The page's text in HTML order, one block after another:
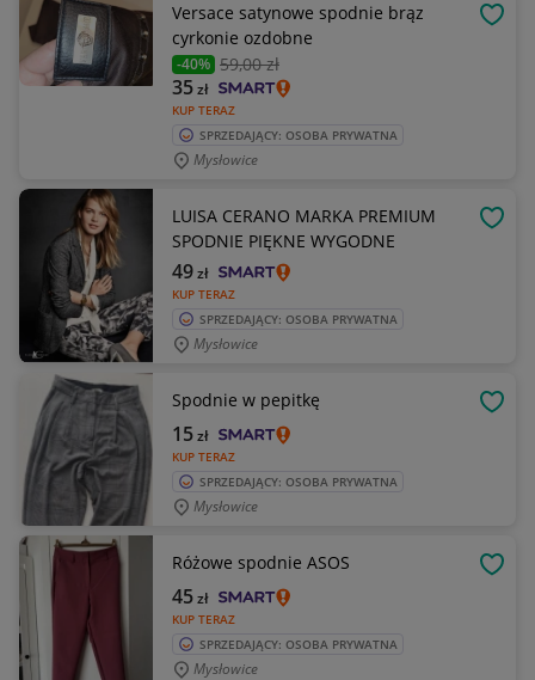
Versace satynowe spodnie brąz
cyrkonie ozdobne
-40% 59,00 zł
KUP TERAZ
35zł
SPRZEDAJĄCY: OSOBA PRYWATNA
Mysłowice
LUISA CERANO MARKA PREMIUM
SPODNIE PIĘKNE WYGODNE
KUP TERAZ
49zł
SPRZEDAJĄCY: OSOBA PRYWATNA
Mysłowice
Spodnie w pepitkę
KUP TERAZ
15zł
SPRZEDAJĄCY: OSOBA PRYWATNA
Mysłowice
Różowe spodnie ASOS
KUP TERAZ
45zł
SPRZEDAJĄCY: OSOBA PRYWATNA
Mysłowice